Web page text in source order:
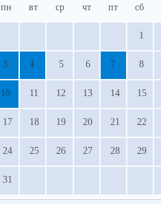
пн вт ср чт пт сб
1
3 4 5 6 7 8
10 11 12 13 14 15
17 18 19 20 21 22
24 25 26 27 28 29
31